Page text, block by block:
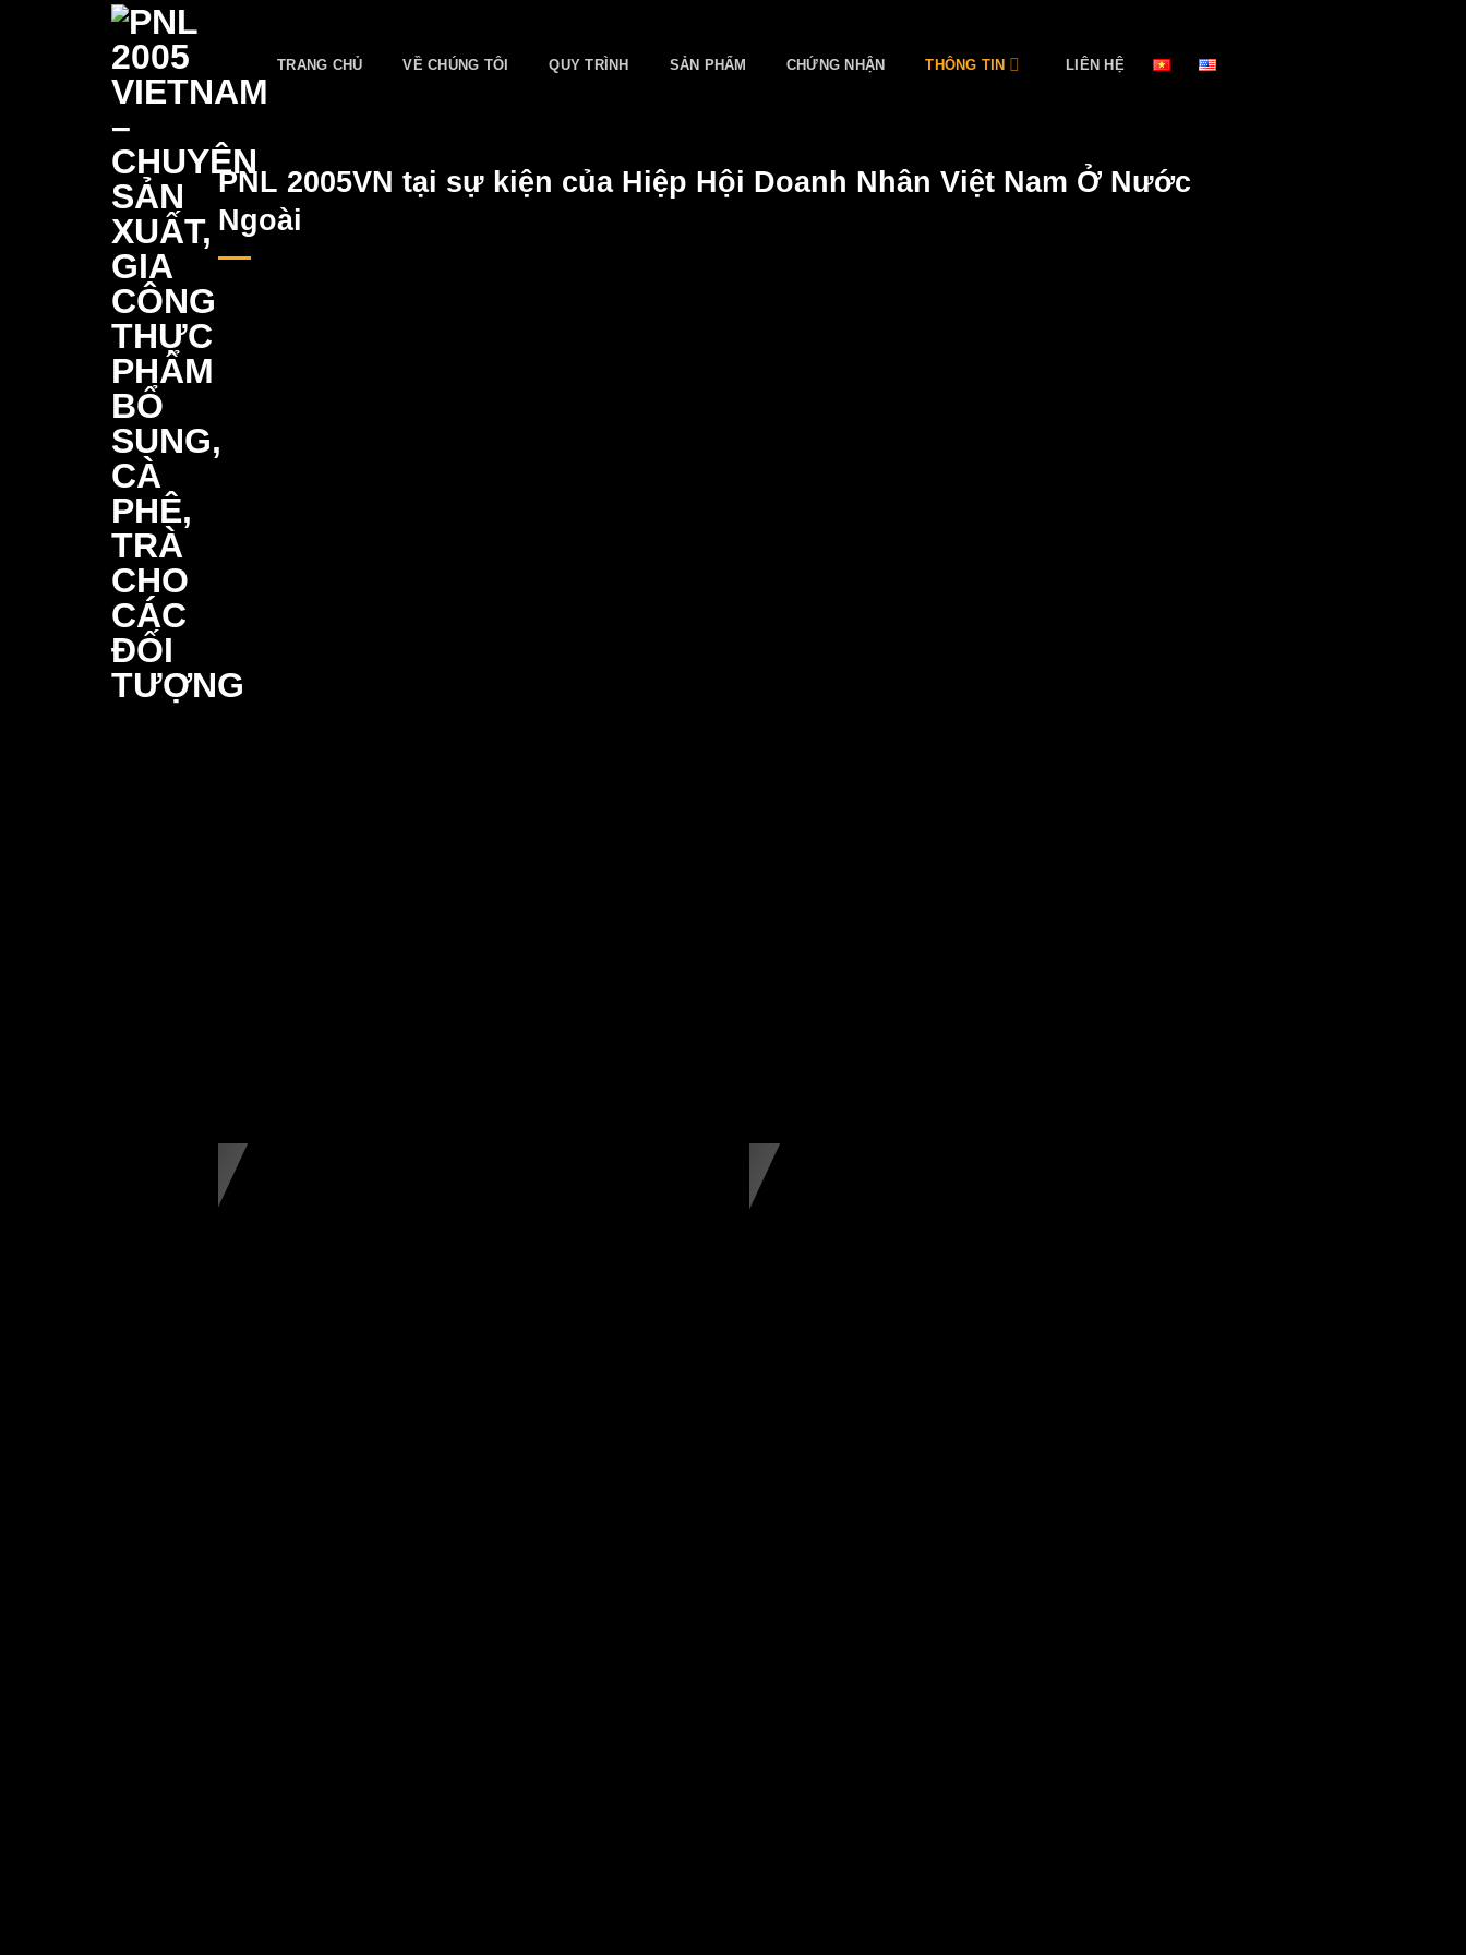
TRANG CHỦ VỀ CHÚNG TÔI QUY TRÌNH SẢN PHẨM CHỨNG NHẬN THÔNG TIN LIÊN HỆ
PNL 2005VN tại sự kiện của Hiệp Hội Doanh Nhân Việt Nam Ở Nước
Ngoài